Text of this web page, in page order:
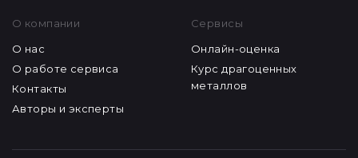
О компании
О нас
О работе сервиса
Контакты
Авторы и эксперты
Сервисы
Онлайн-оценка
Курс драгоценных
металлов